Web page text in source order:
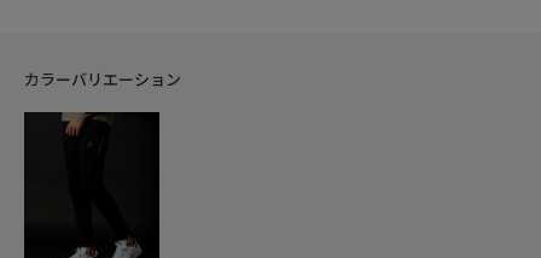
カラーバリエーション